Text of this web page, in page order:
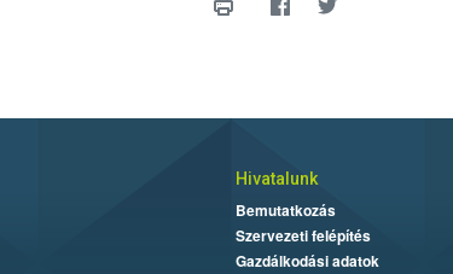
Hivatalunk
Bemutatkozás
Szervezeti felépítés
Gazdálkodási adatok